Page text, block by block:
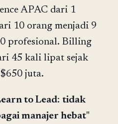
APAC dari 1
10 orang menjadi 9
profesional. Billing
45 kali lipat sejak
juta.
to Lead: tidak
manajer hebat"